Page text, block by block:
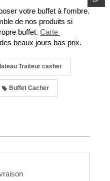
votre buffet à l’ombre.
de nos produits si
buffet. Carte
beaux jours bas prix.
Traiteur casher
Buffet Cacher